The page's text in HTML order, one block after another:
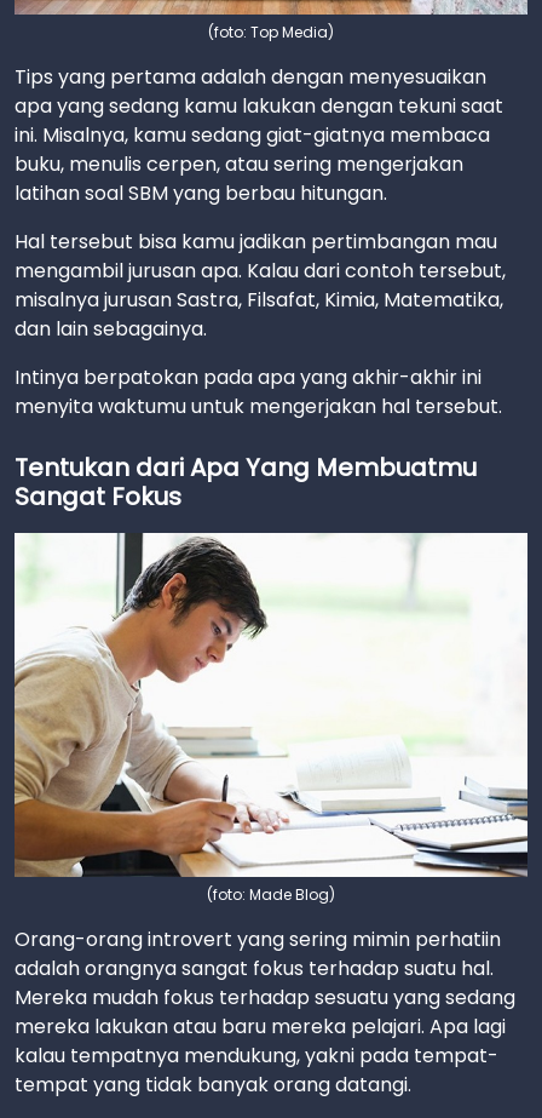
(foto: Top Media)
Tips yang pertama adalah dengan menyesuaikan
apa yang sedang kamu lakukan dengan tekuni saat
ini. Misalnya, kamu sedang giat-giatnya membaca
buku, menulis cerpen, atau sering mengerjakan
latihan soal SBM yang berbau hitungan.
Hal tersebut bisa kamu jadikan pertimbangan mau
mengambil jurusan apa. Kalau dari contoh tersebut,
misalnya jurusan Sastra, Filsafat, Kimia, Matematika,
dan lain sebagainya.
Intinya berpatokan pada apa yang akhir-akhir ini
menyita waktumu untuk mengerjakan hal tersebut.
Tentukan dari Apa Yang Membuatmu
Sangat Fokus
(foto: Made Blog)
Orang-orang introvert yang sering mimin perhatiin
adalah orangnya sangat fokus terhadap suatu hal.
Mereka mudah fokus terhadap sesuatu yang sedang
mereka lakukan atau baru mereka pelajari. Apa lagi
kalau tempatnya mendukung, yakni pada tempat-
tempat yang tidak banyak orang datangi.